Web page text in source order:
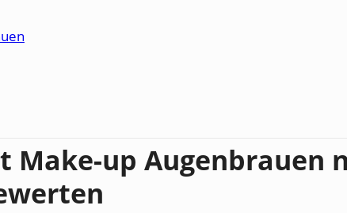
Make-up Augenbrauen